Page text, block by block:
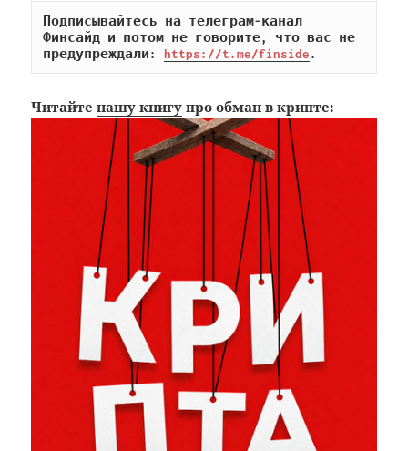
Подписывайтесь на телеграм-канал
Финсайд и потом не говорите, что вас не
предупреждали: https://t.me/finside.
Читайтенашу книгу про обман в крипте: